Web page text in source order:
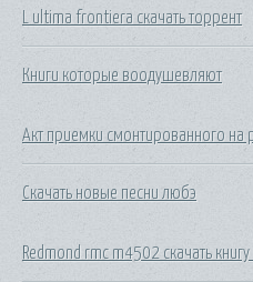
L ultima frontiera скачать торрент
Книги которые воодушевляют
Акт приемки смонтированного
Скачать новые песни любэ
Redmond rmc m4502 скачать